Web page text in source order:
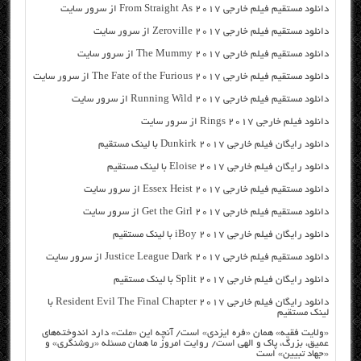
دانلود مستقیم فیلم خارجی From Straight As 2017 از سرور سایت
دانلود مستقیم فیلم خارجی Zeroville 2017 از سرور سایت
دانلود مستقیم فیلم خارجی The Mummy 2017 از سرور سایت
دانلود مستقیم فیلم خارجی The Fate of the Furious 2017 از سرور سایت
دانلود مستقیم فیلم خارجی Running Wild 2017 از سرور سایت
دانلود فیلم خارجی Rings 2017 از سرور سایت
دانلود رایگان فیلم خارجی Dunkirk 2017 با لینک مستقیم
دانلود رایگان فیلم خارجی Eloise 2017 با لینک مستقیم
دانلود مستقیم فیلم خارجی Essex Heist 2017 از سرور سایت
دانلود مستقیم فیلم خارجی Get the Girl 2017 از سرور سایت
دانلود رایگان فیلم خارجی iBoy 2017 با لینک مستقیم
دانلود مستقیم فیلم خارجی Justice League Dark 2017 از سرور سایت
دانلود رایگان فیلم خارجی Split 2017 با لینک مستقیم
دانلود رایگان فیلم خارجی Resident Evil The Final Chapter 2017 با
لینک مستقیم
«ولایت فقیه» همان «فره ایزدی» است/ آنچه این «ملت» دارد اندوخته‌های
عمیق، بزرگ، پاک و الهی است/ روایت امروز ما همان مسئله «روشنگری» و
«جهاد تبیین» است